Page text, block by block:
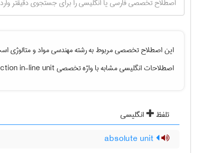
این اصطلاح تخصصی مربوط به رشتهمهندسی مواد و متالوژی
اصطلاحات انگلیسی مشابه با واژه تخصصیin-line unit
تلفظ انگلیسی